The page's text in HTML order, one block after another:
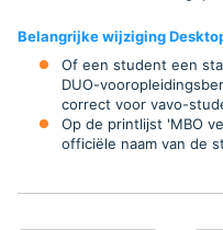
Belangrijke wijziging
Of een student een
DUO-
correct voor vavo-
Op de printlijst 'MBO
officiële naam van de